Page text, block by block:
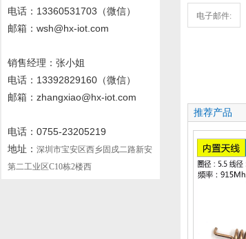
电话 ：13360531703 （微信）
邮箱：wsh@hx-iot.com
销售经理：张小姐
电话 ：13392829160 （微信）
邮箱：zhangxiao@hx-iot.com
电话：0755-23205219
地址： 深圳市宝安区西乡固戍二路新安
第二工业区C10栋2楼西
电子邮件:
推荐产品